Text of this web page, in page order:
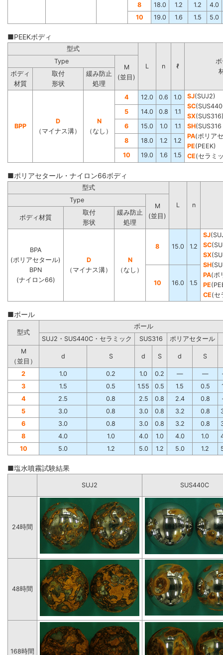
8
18.0 1.2 1.2
4.0
10
19.0 1.6 1.5 5.0
■PEEKボディ
型式
L n ℓ
Type
M
(並目)
ボディ
材質
取付
形状
緩み防止
処理
BPP
D
（マイナス溝）
N
（なし）
4 12.0 0.6 1.0 SJ(SUJ2)
SC
SX
SH
PA(ポリア
PE(PEEK)
CE(セラミ
5 14.0 0.8
1.1
6
15.0 1.0
1.1
8
18.0 1.2
1.2
10
19.0 1.6 1.5
■ポリアセタール・ナイロン66ボディ
型式
L n
Type
M
(並目)
ボディ材質
取付
形状
緩み防止
処理
BPA
(ポリアセタール)
BPN
(ナイロン66)
D
（マイナス溝）
N
（なし）
8 15.0 1.2
SJ
SC
SX
SH
PA(ポ
PE
CE(セ
10 16.0 1.5
■ボール
型式
ボール
SUJ2・SUS440C・セラミック
SUS316
ポリアセタール
M
（並目）
d S d S d S
2 1.0 0.2 1.0 0.2 ― ―
3
1.5 0.5 1.55 0.5 1.5 0.5
4
2.5 0.8 2.5 0.8 2.4 0.8
5
3.0 0.8 3.0 0.8 3.2 0.8
6
3.0 0.8 3.0 0.8 3.2 0.8
8
4.0 1.0 4.0 1.0 4.0 1.0
10
5.0 1.2 5.0 1.2 5.0 1.2
■塩水噴霧試験結果
SUJ2 SUS440C
24時間
48時間
168時間